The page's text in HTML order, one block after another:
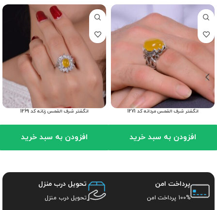
انگشتر شرف الشمس مردانه کد 1271
افزودن به سبد خرید
انگشتر شرف الشمس زنانه کد 1269
افزودن به سبد خرید
پرداخت امن
100% پرداخت امن
تحویل درب منزل
تحویل درب منزل